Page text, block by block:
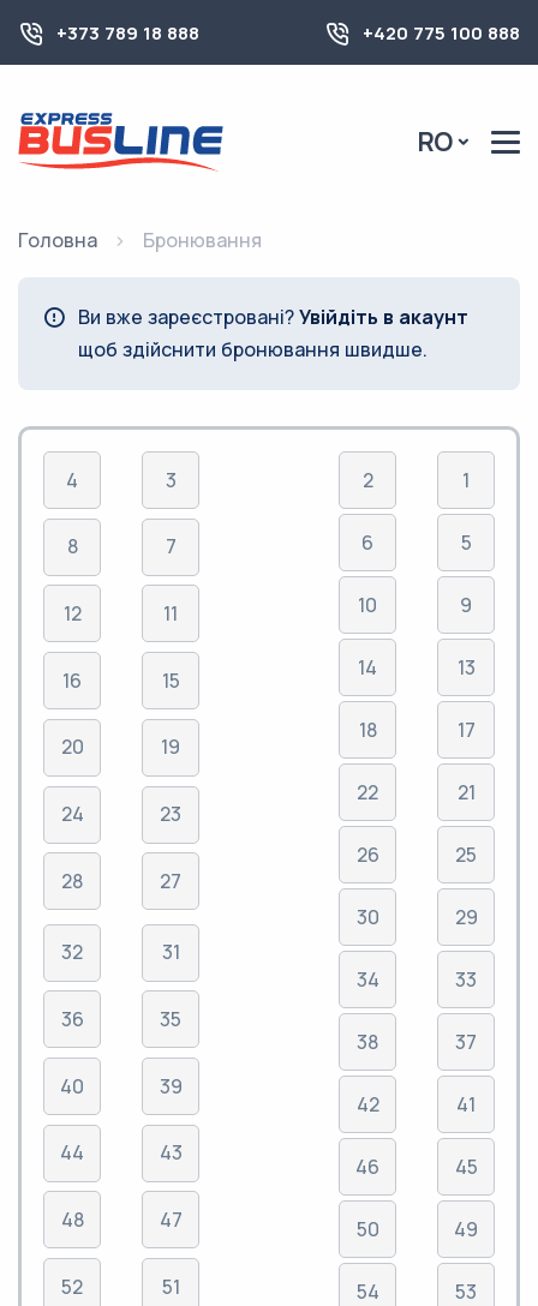
+373 789 18 888 +420 775 100 888
RO
Головна Бронювання
Ви вже зареєстровані?Увійдіть в акаунт
щоб здійснити бронювання швидше.
4
8
12
16
20
24
28
32
36
40
44
48
52
3
7
11
15
19
23
27
31
35
39
43
47
51
2
6
10
14
18
22
26
30
34
38
42
46
50
54
1
5
9
13
17
21
25
29
33
37
41
45
49
53